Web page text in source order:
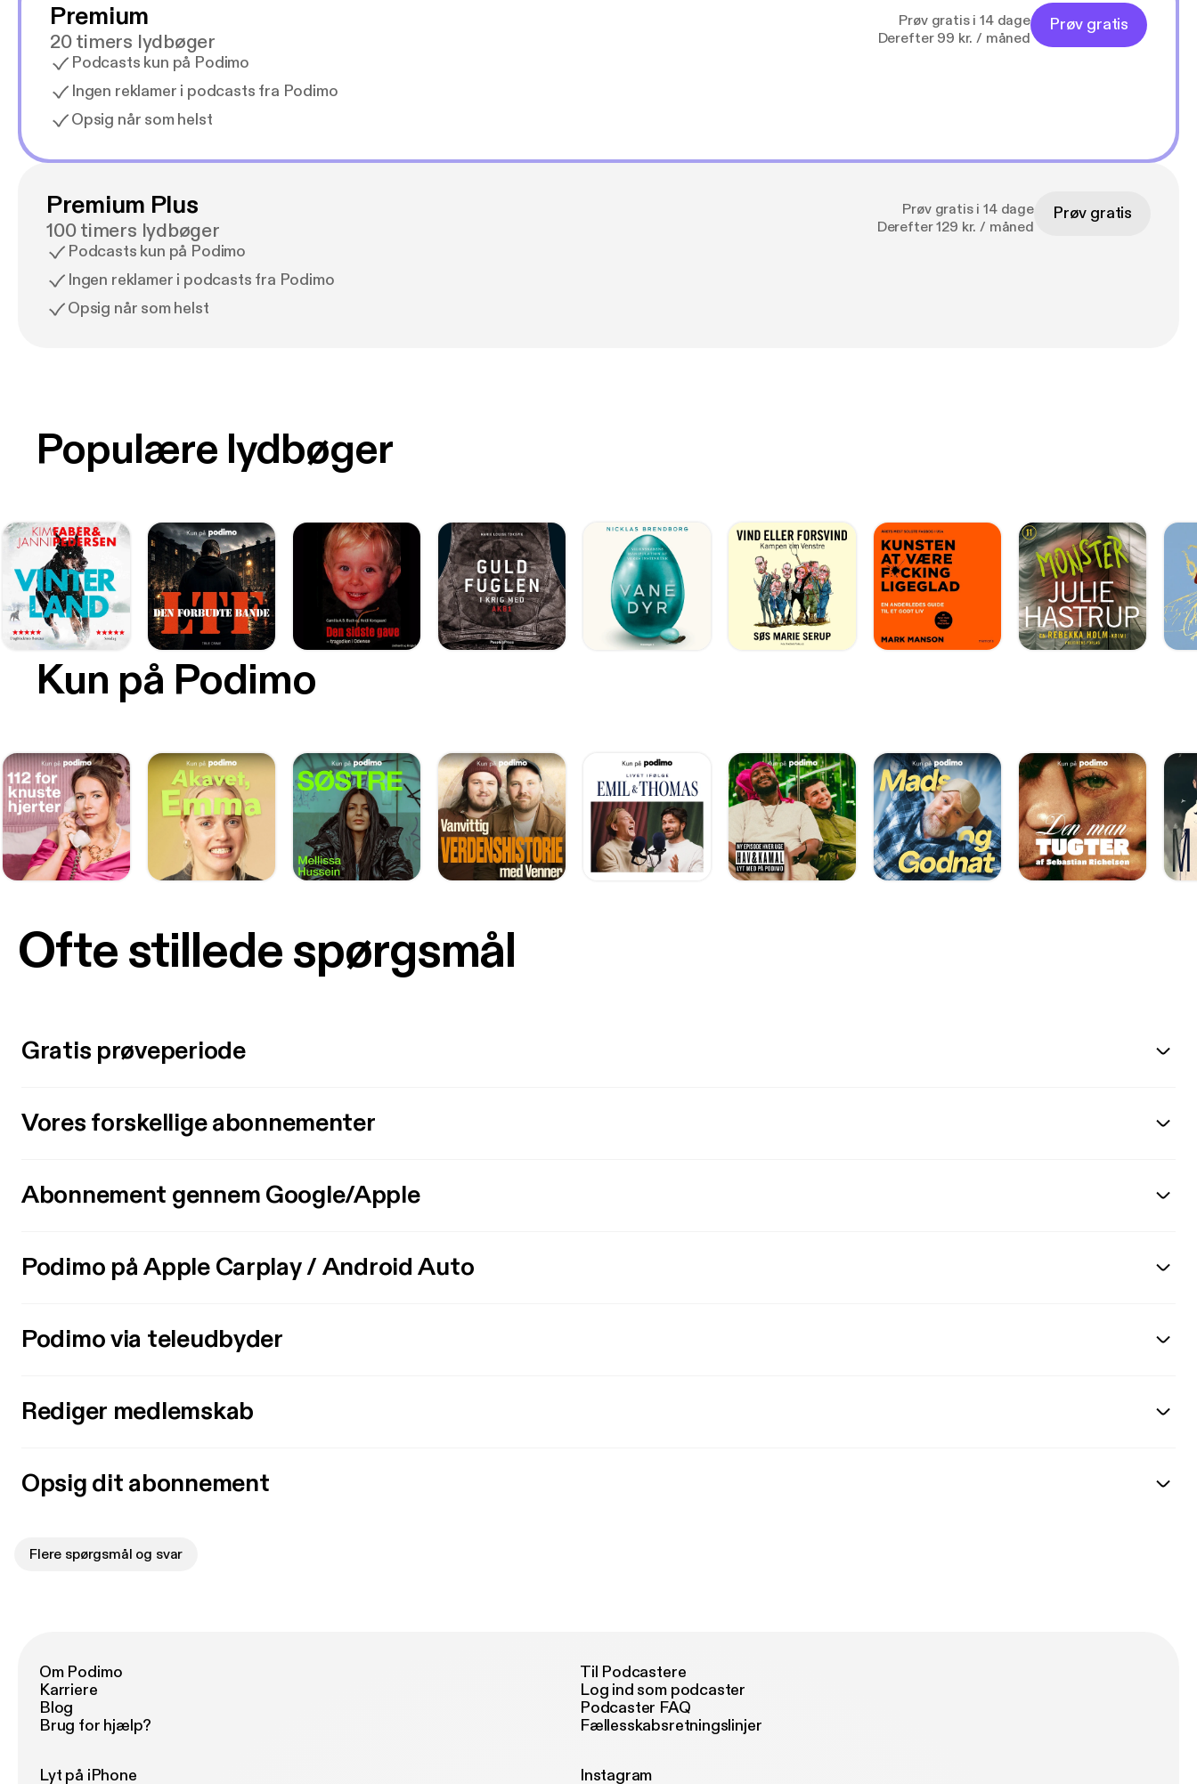
Premium
20 timers lydbøger
Podcasts kun på Podimo
Ingen reklamer i podcasts fra Podimo
Opsig når som helst
Prøv gratis i 14 dage
Derefter 99 kr. / måned
Prøv gratis
Premium Plus
100 timers lydbøger
Podcasts kun på Podimo
Ingen reklamer i podcasts fra Podimo
Opsig når som helst
Prøv gratis i 14 dage
Derefter 129 kr. / måned
Prøv gratis
Kun på Podimo
Populære lydbøger
Ofte stillede spørgsmål
Gratis prøveperiode
Vores forskellige abonnementer
Abonnement gennem Google/Apple
Podimo på Apple Carplay / Android Auto
Podimo via teleudbyder
Rediger medlemskab
Opsig dit abonnement
Flere spørgsmål og svar
Om Podimo
Karriere
Blog
Brug for hjælp?
Til Podcastere
Log ind som podcaster
Podcaster FAQ
Fællesskabsretningslinjer
Lyt på iPhone
Instagram